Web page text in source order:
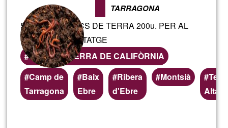
TARRAGONA
SAFATA DE CUCS DE TERRA 200u. PER AL
VERMICOMPOSTATGE
CUCS DE TERRA DE CALIFÒRNIA
Áreas
de
servicio
Camp de
Tarragona
Baix
Ebre
Ribera
d'Ebre
Montsià
Alta